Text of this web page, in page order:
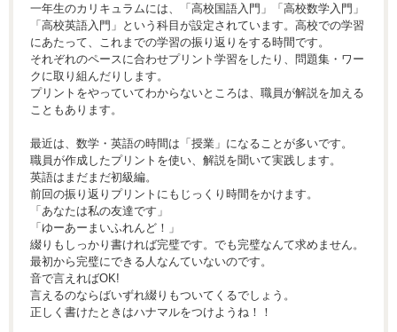
一年生のカリキュラムには、「高校国語入門」「高校数学入門」
「高校英語入門」という科目が設定されています。高校での学習
にあたって、これまでの学習の振り返りをする時間です。
それぞれのペースに合わせプリント学習をしたり、問題集・ワー
クに取り組んだりします。
プリントをやっていてわからないところは、職員が解説を加える
こともあります。
最近は、数学・英語の時間は「授業」になることが多いです。
職員が作成したプリントを使い、解説を聞いて実践します。
英語はまだまだ初級編。
前回の振り返りプリントにもじっくり時間をかけます。
「あなたは私の友達です」
「ゆーあーまいふれんど！」
綴りもしっかり書ければ完璧です。でも完璧なんて求めません。
最初から完璧にできる人なんていないのです。
音で言えればOK!
言えるのならばいずれ綴りもついてくるでしょう。
正しく書けたときはハナマルをつけようね！！